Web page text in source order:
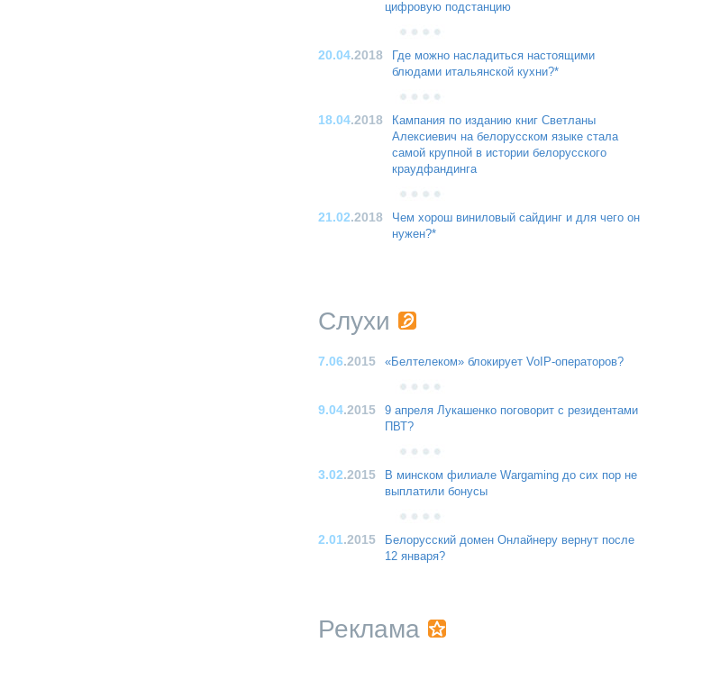
цифровую подстанцию
20.04.2018
Где можно насладиться настоящими
блюдами итальянской кухни?*
18.04.2018
Кампания по изданию книг Светланы
Алексиевич на белорусском языке стала
самой крупной в истории белорусского
краудфандинга
21.02.2018
Чем хорош виниловый сайдинг и для чего он
нужен?*
Слухи
7.06.2015 «Белтелеком» блокирует VoIP-операторов?
9.04.2015
9 апреля Лукашенко поговорит с резидентами
ПВТ?
3.02.2015
В минском филиале Wargaming до сих пор не
выплатили бонусы
2.01.2015
Белорусский домен Онлайнеру вернут после
12 января?
Реклама